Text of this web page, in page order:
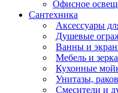
Офисное
Сантехника
Аксессуары
Душевые
Ванны и
Мебель и
Кухонные
Унитазы,
Смесители и